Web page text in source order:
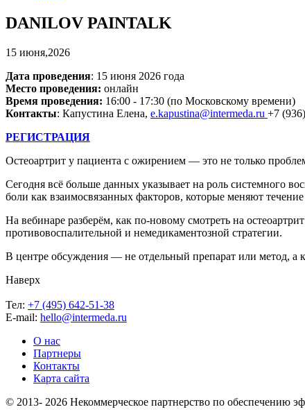
DANILOV PAINTALK
15 июня,2026
Дата проведения: 15 июня 2026 года
Место проведения: онлайн
Время проведения: 16:00 - 17:30 (по Московскому времени)
Контакты: Капустина Елена, e.kapustina@intermeda.ru +7
РЕГИСТРАЦИЯ
Остеоартрит у пациента с ожирением — это не только
Сегодня всё больше данных указывает на роль системного
боли как взаимосвязанных факторов, которые меняют
На вебинаре разберём, как по-новому смотреть на
противовоспалительной и немедикаментозной стратегии.
В центре обсуждения — не отдельный препарат или метод, а
Наверх
Тел: +7 (495) 642-51-38
E-mail: hello@intermeda.ru
О нас
Партнеры
Контакты
Карта сайта
© 2013- 2026 Некоммерческое партнерство по обеспечению